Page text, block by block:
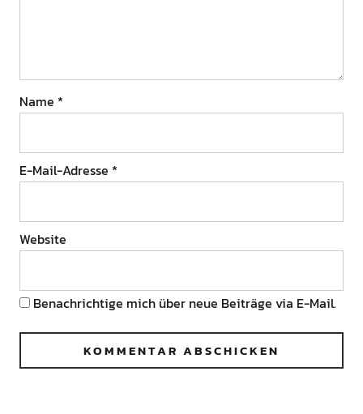
Name *
E-Mail-Adresse *
Website
Benachrichtige mich über neue Beiträge via E-Mail.